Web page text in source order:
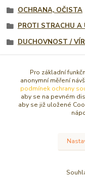
OCHRANA, OČISTA
PROTI STRACHU A
DUCHOVNOST /
ODVAHA,
SOŠKY, FIGURKY,
VONNÉ TYČINKY A
NOVINKY
Svícny, drahé
Pro základní
anonymní měření
podmínek ochrany
aby se na pevném
aby se již uložené